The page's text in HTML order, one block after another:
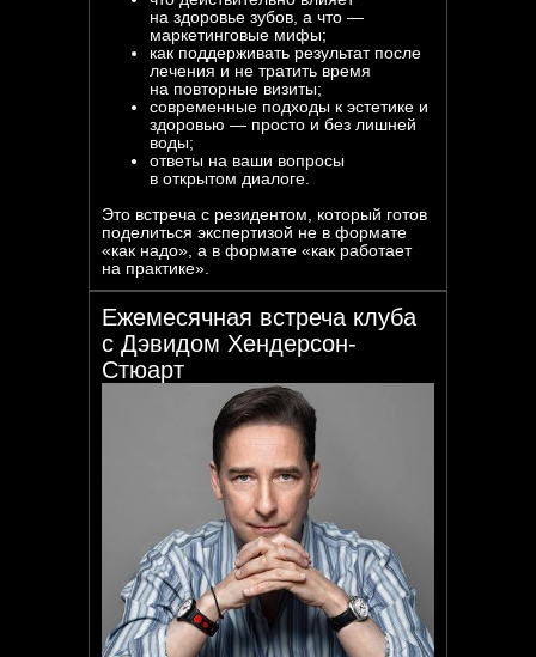
на здоровье зубов, а что —
маркетинговые мифы;
как поддерживать результат после
лечения и не тратить время
на повторные визиты;
современные подходы к эстетике и
здоровью — просто и без лишней
воды;
ответы на ваши вопросы
в открытом диалоге.
Это встреча с резидентом, который готов
поделиться экспертизой не в формате
«как надо», а в формате «как работает
на практике».
Ежемесячная встреча клуба
с Дэвидом Хендерсон-
Стюарт